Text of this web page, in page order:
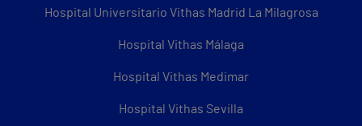
Hospital Universitario Vithas Madrid La Milagrosa
Hospital Vithas Málaga
Hospital Vithas Medimar
Hospital Vithas Sevilla